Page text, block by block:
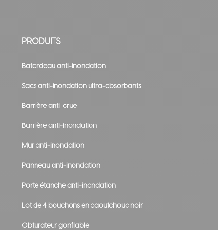
PRODUITS
Batardeau anti-inondation
Sacs anti-inondation ultra-absorbants
Barrière anti-crue
Barrière anti-inondation
Mur anti-inondation
Panneau anti-inondation
Porte étanche anti-inondation
Lot de 4 bouchons en caoutchouc noir
Obturateur gonflable